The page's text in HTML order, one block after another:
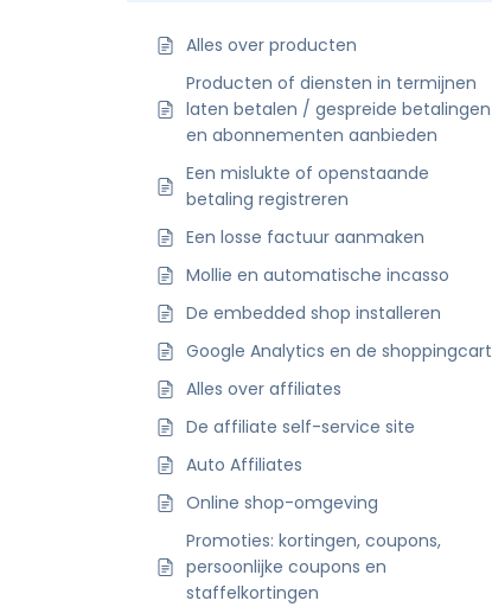
Alles over producten
Producten of diensten in termijnen
laten betalen / gespreide betalingen
en abonnementen aanbieden
Een mislukte of openstaande
betaling registreren
Een losse factuur aanmaken
Mollie en automatische incasso
De embedded shop installeren
Google Analytics en de shoppingcart
Alles over affiliates
De affiliate self-service site
Auto Affiliates
Online shop-omgeving
Promoties: kortingen, coupons,
persoonlijke coupons en
staffelkortingen